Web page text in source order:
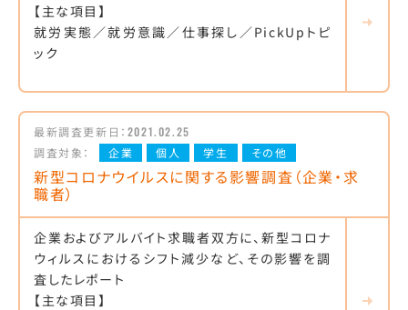
【主な項目】
就労実態／就労意識／仕事探し／PickUpトピ
ック
最新調査更新日： 2021.02.25
調査対象：
企業 個人 学生 その他
新型コロナウイルスに関する影響調査（企業・求
職者）
企業およびアルバイト求職者双方に、新型コロナ
ウィルスにおけるシフト減少など、その影響を調
査したレポート
【主な項目】